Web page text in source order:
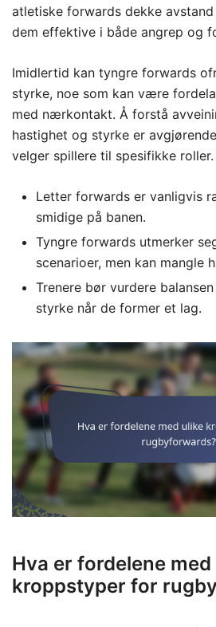
atletiske forwards dekke
dem effektive i både angrep og
Imidlertid kan tyngre forwards
styrke, noe som kan være
med nærkontakt. Å forstå
hastighet og styrke er
velger spillere til spesifikke roller.
Letter forwards er vanligvis
smidige på banen.
Tyngre forwards utmerker
scenarioer, men kan mangle
Trenere bør vurdere
styrke når de former et lag.
Hva er fordelene med
kroppstyper for